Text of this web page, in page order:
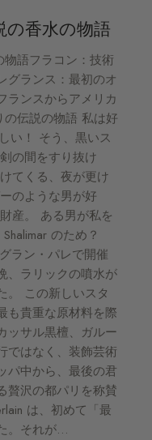
香水の物語
物語フラコン：技術
グランス：最初のオ
ランスからアメリカ
の伝説の物語 私は好
い！ そう、黒いス
の間をすり抜け
てくる、夜が更け
のような男が好
産。 ある男が私を
のため？
ラン・パレで開催
、ラリックの噴水が
。 この新しいスタ
も貴重な原材料を際
ッサル黒檀、ガルー
ではなく、装飾芸術
パ中から、最後の君
贅沢の都パリを称賛
は、初めて「最
。それが…